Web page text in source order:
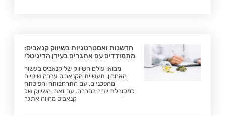
חדשנות ואסטרטגיות בשיווק קנאביס:
מתמודדים עם אתגרים בעידן הדיגיטלי
מבוא: עולם השיווק של קנאביס בעשור
האחרון, תעשיית הקנאביס עברה שינויים
מהפכניים, עם התרחבותה והפיכתה
למקובלת יותר בחברה. עם זאת, השיווק של
קנאביס מהווה אתגר